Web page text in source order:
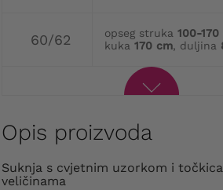
60/62 opseg struka 100-170
kuka 170 cm, duljina
Opis proizvoda
Suknja s cvjetnim uzorkom i točkicama u većim
veličinama